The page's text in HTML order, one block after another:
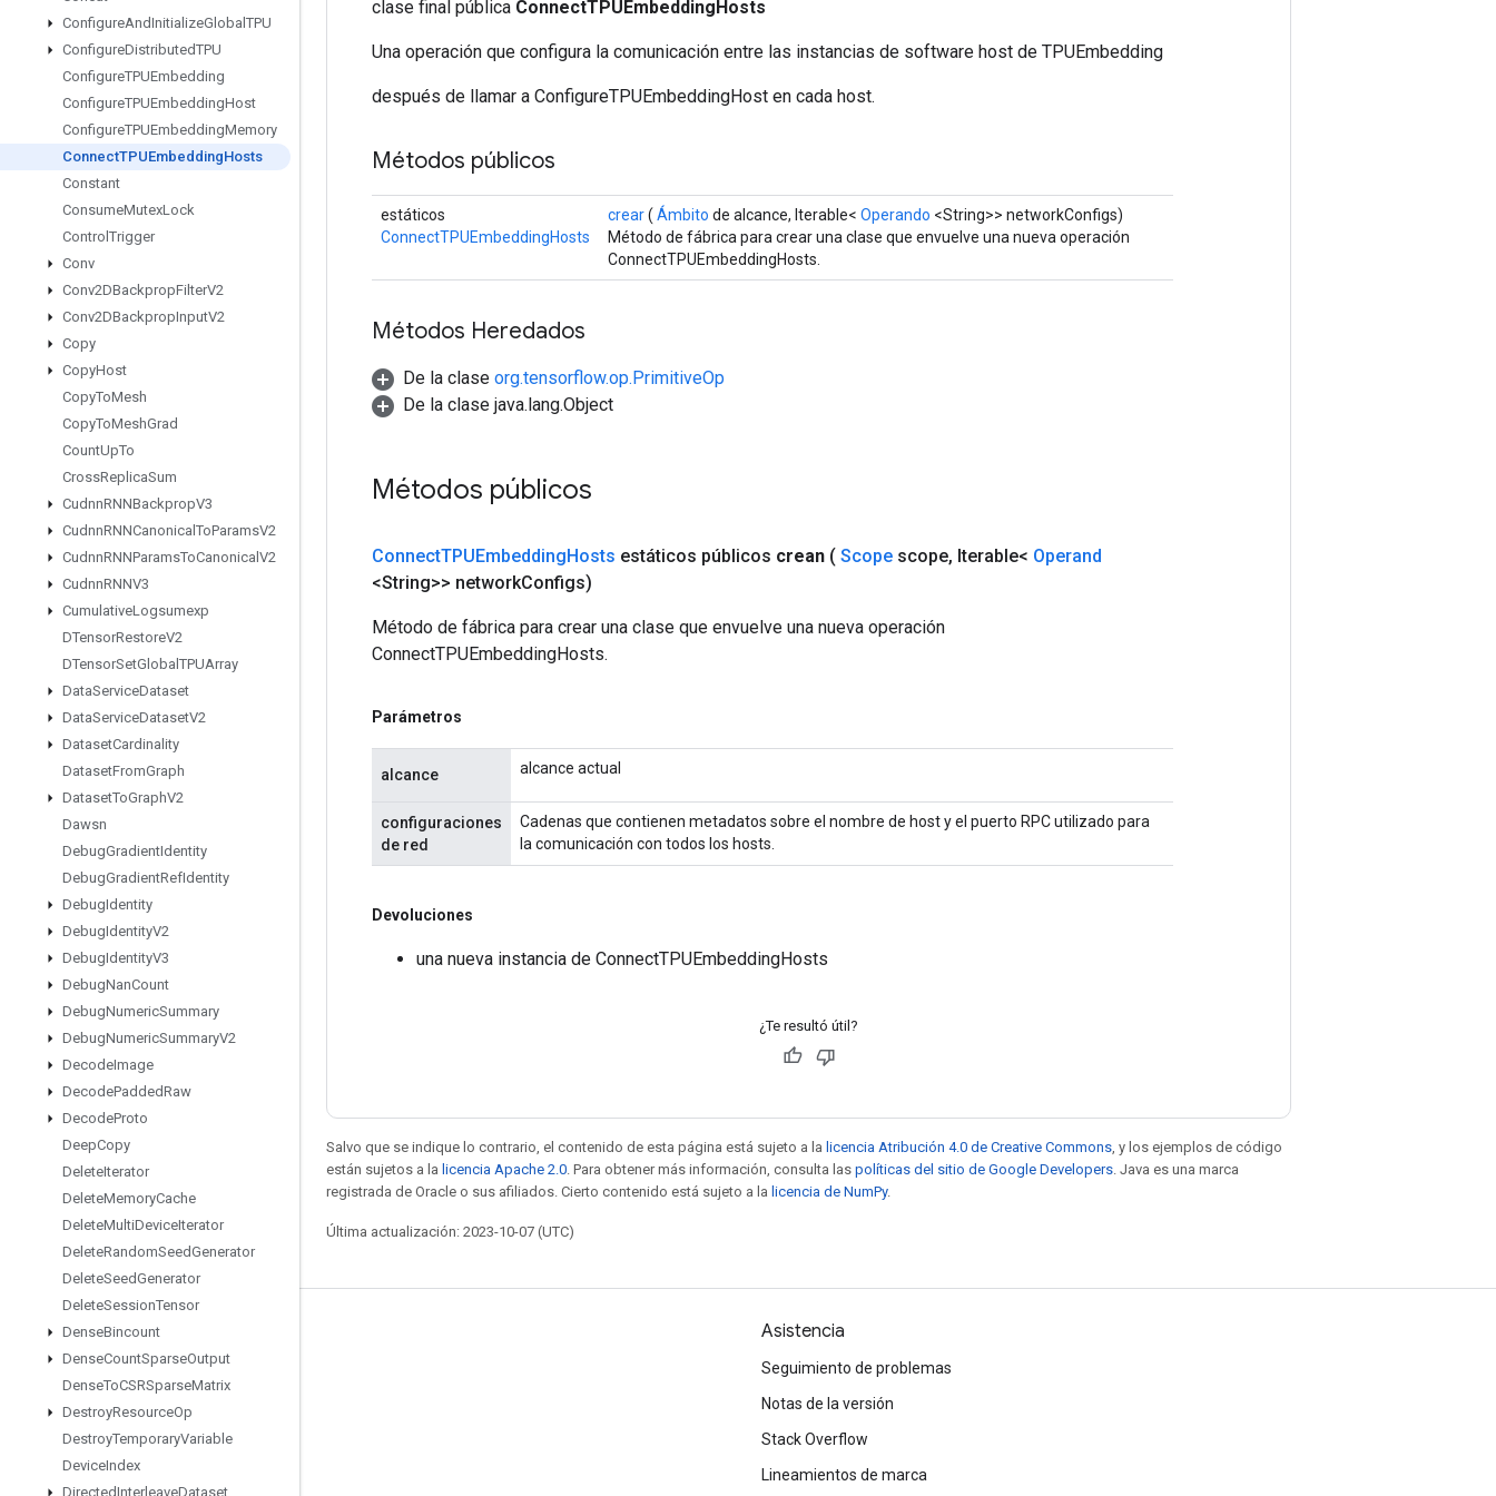
ConfigureAndInitializeGlobal TPU
ConfigureDistributedTPU
ConfigureTPUEmbedding
ConfigureTPUEmbeddingHost
ConfigureTPUEmbeddingMemory
ConnectTPUEmbeddingHosts
Constant
ConsumeMutexLock
Control Trigger
Conv
Conv2DBackpropFilterV2
Conv2DBackpropInputV2
Copy
CopyHost
CopyToMesh
CopyToMeshGrad
CountUpTo
CrossReplicaSum
CudnnRNNBackpropV3
CudnnRNNCanonical ToParamsV2
CudnnRNNParamsToCanonical V2
CudnnRNNV3
CumulativeLogsumexp
DTensorRestoreV2
DTensorSetGlobal TPUArray
DataServiceDataset
DataServiceDatasetV2
DatasetCardinality
DatasetFromGraph
DatasetToGraphV2
Dawsn
DebugGradientIdentity
DebugGradientRefIdentity
DebugIdentity
DebugIdentityV2
DebugIdentityV3
DebugNanCount
DebugNumericSummary
DebugNumericSummaryV2
DecodeImage
DecodePaddedRaw
DecodeProto
DeepCopy
DeleteIterator
DeleteMemoryCache
DeleteMultiDeviceIterator
DeleteRandomSeedGenerator
DeleteSeedGenerator
DeleteSessionTensor
DenseBincount
DenseCountSparseOutput
DenseToCSRSparseMatrix
DestroyResourceOp
DestroyTemporaryVariable
DeviceIndex
DirectedInterleaveDataset
clase final pública ConnectTPUEmbeddingHosts
Una operación que configura la comunicación entre las instancias de software host de TPUEmbedding
después de llamar a ConfigureTPUEmbeddingHost en cada host.
Métodos públicos
estáticos
ConnectTPUEmbeddingHosts
crear( Ámbito de alcance, Iterable< Operando <String>> networkConfigs)
Método de fábrica para crear una clase que envuelve una nueva operación
ConnectTPUEmbeddingHosts.
Métodos Heredados
De la clase org.tensorflow.op.PrimitiveOp
De la clase java.lang.Object
Métodos públicos
ConnectTPUEmbeddingHosts estáticos públicos crean ( Scope scope, Iterable< Operand
<String>> networkConfigs)
Método de fábrica para crear una clase que envuelve una nueva operación
ConnectTPUEmbeddingHosts.
Parámetros
alcance alcance actual
configuraciones
de red
Cadenas que contienen metadatos sobre el nombre de host y el puerto RPC utilizado para
la comunicación con todos los hosts.
Devoluciones
una nueva instancia de ConnectTPUEmbeddingHosts
¿Te resultó útil?
Salvo que se indique lo contrario, el contenido de esta página está sujeto a la licencia Atribución 4.0 de Creative Commons , y los ejemplos de código
están sujetos a la licencia Apache 2.0 . Para obtener más información, consulta las políticas del sitio de Google Developers . Java es una marca
registrada de Oracle o sus afiliados. Cierto contenido está sujeto a la licencia de NumPy.
Última actualización: 2023-10-07 (UTC)
Mantente conectado
Blog
GitHub
Twitter
Asistencia
Seguimiento de problemas
Notas de la versión
Stack Overflow
Lineamientos de marca